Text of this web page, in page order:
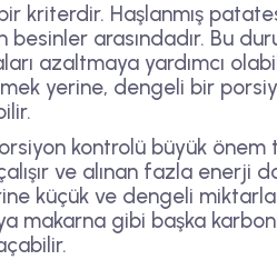
kriterdir. Haşlanmış
arasındadır. Bu
azaltmaya yardımcı
yerine, dengeli bir
kontrolü büyük önem
ve alınan fazla enerji
küçük ve dengeli
makarna gibi başka